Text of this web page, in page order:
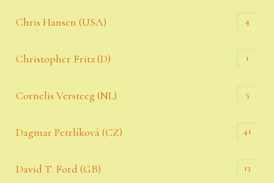
Chris Hansen (USA) 4
Christopher Fritz (D) 1
Cornelis Versteeg (NL) 5
Dagmar Petrlíková (CZ) 41
David T. Ford (GB) 13